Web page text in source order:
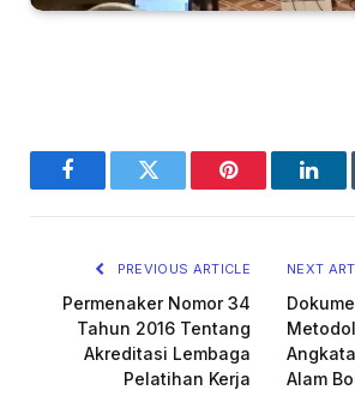
FacebookTwitter Pinterest
PREVIOUS ARTICLE
Permenaker Nomor 34
Tahun 2016 Tentang
Akreditasi Lembaga
Pelatihan Kerja
NEXT
Alam